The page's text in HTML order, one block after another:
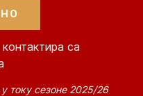
са
току сезоне 2025/26